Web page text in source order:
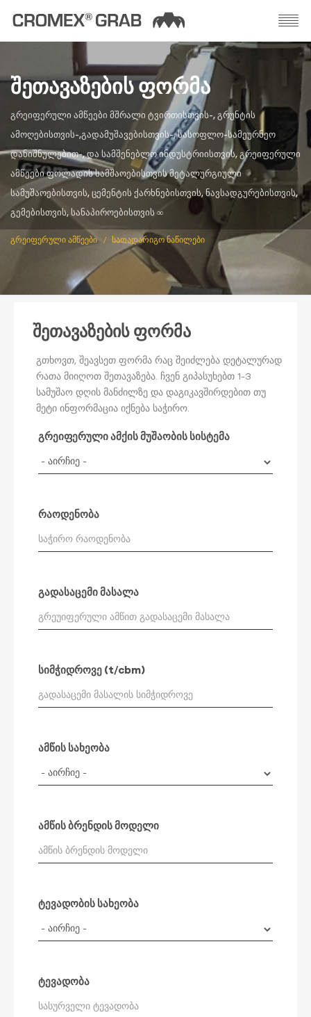
ᲨᲔᲗᲐᲕᲐᲖᲔᲑᲘᲡ ᲤᲝᲠᲛᲐ
ᲒᲠᲔᲘᲤᲔᲠᲣᲚᲘ ᲐᲛᲬᲔᲔᲑᲘ ᲛᲨᲠᲐᲚᲘ ᲢᲕᲘᲠᲗᲘᲡᲗᲕᲘᲡ-, ᲒᲠᲣᲜᲢᲘᲡ
ᲐᲛᲝᲦᲔᲑᲘᲡᲗᲕᲘᲡ-,ᲒᲐᲓᲐᲛᲣᲨᲐᲕᲔᲑᲘᲡᲗᲕᲘᲡ-, ᲡᲐᲡᲝᲤᲚᲝ-ᲡᲐᲛᲔᲣᲠᲜᲔᲝ
ᲓᲐᲜᲘᲨᲜᲣᲚᲔᲑᲘᲗ-, ᲓᲐ ᲡᲐᲛᲨᲔᲜᲔᲑᲚᲝ ᲘᲜᲓᲣᲡᲢᲠᲘᲘᲡᲗᲕᲘᲡ, ᲒᲠᲔᲘᲤᲔᲠᲣᲚᲘ
ᲐᲛᲬᲔᲔᲑᲘ ᲤᲝᲚᲐᲓᲘᲡ ᲡᲐᲛᲨᲐᲝᲔᲑᲘᲡᲗᲕᲘᲡ ᲛᲔᲢᲐᲚᲣᲠᲒᲘᲣᲚᲘ
ᲡᲐᲛᲣᲨᲐᲝᲔᲑᲘᲡᲗᲕᲘᲡ, ᲪᲔᲛᲔᲜᲢᲘᲡ ᲥᲐᲠᲮᲜᲔᲑᲘᲡᲗᲕᲘᲡ, ᲜᲐᲕᲡᲐᲓᲒᲣᲠᲔᲑᲘᲡᲗᲕᲘᲡ,
ᲒᲔᲛᲔᲑᲘᲡᲗᲕᲘᲡ, ᲡᲐᲜᲐᲞᲘᲠᲝᲔᲑᲘᲡᲗᲕᲘᲡ ∞
ᲒᲠᲔᲘᲤᲔᲠᲣᲚᲘ ᲐᲛᲬᲔᲔᲑᲘ ᲡᲐᲗᲐᲓᲐᲠᲘᲒᲝ ᲜᲐᲬᲘᲚᲔᲑᲘ
შეთავაზების ფორმა
გთხოვთ, შეავსეთ ფორმა რაც შეიძლება დეტალურად
რათა მიიღოთ შეთავაზება. ჩვენ გიპასუხებთ 1-3
სამუშაო დღის მანძილზე და დაგიკავშირდებით თუ
მეტი ინფორმაცია იქნება საჭირო.
გრეიფერული ამქის მუშაობის სისტემა
რაოდენობა
გადასაცემი მასალა
სიმჭიდროვე (t/cbm)
ამწის სახეობა
ამწის ბრენდის მოდელი
ტევადობის სახეობა
ტევადობა